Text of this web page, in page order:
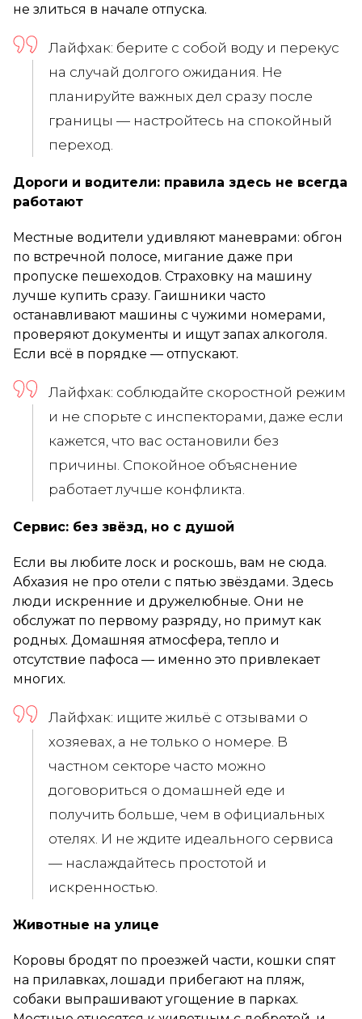
не злиться в начале отпуска.
Лайфхак: берите с собой воду и перекус
на случай долгого ожидания. Не
планируйте важных дел сразу после
границы — настройтесь на спокойный
переход.
Дороги и водители: правила здесь не всегда
работают
Местные водители удивляют маневрами: обгон
по встречной полосе, мигание даже при
пропуске пешеходов. Страховку на машину
лучше купить сразу. Гаишники часто
останавливают машины с чужими номерами,
проверяют документы и ищут запах алкоголя.
Если всё в порядке — отпускают.
Лайфхак: соблюдайте скоростной режим
и не спорьте с инспекторами, даже если
кажется, что вас остановили без
причины. Спокойное объяснение
работает лучше конфликта.
Сервис: без звёзд, но с душой
Если вы любите лоск и роскошь, вам не сюда.
Абхазия не про отели с пятью звёздами. Здесь
люди искренние и дружелюбные. Они не
обслужат по первому разряду, но примут как
родных. Домашняя атмосфера, тепло и
отсутствие пафоса — именно это привлекает
многих.
Лайфхак: ищите жильё с отзывами о
хозяевах, а не только о номере. В
частном секторе часто можно
договориться о домашней еде и
получить больше, чем в официальных
отелях. И не ждите идеального сервиса
— наслаждайтесь простотой и
искренностью.
Животные на улице
Коровы бродят по проезжей части, кошки спят
на прилавках, лошади прибегают на пляж,
собаки выпрашивают угощение в парках.